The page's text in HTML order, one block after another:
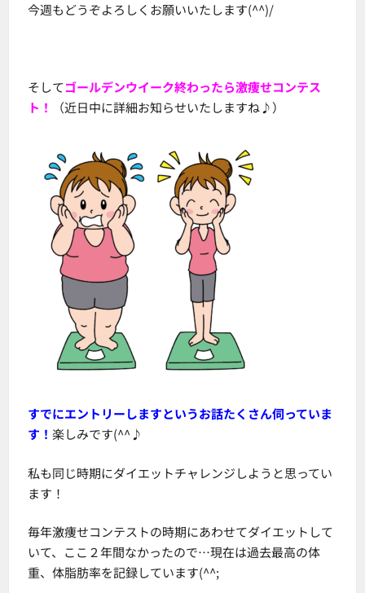
今週もどうぞよろしくお願いいたします(^^)/
そしてゴールデンウイーク終わったら激痩せコンテス
ト！
（近日中に詳細お知らせいたしますね♪）
すでにエントリーしますというお話たくさん伺っていま
す！ 楽しみです(^^♪
私も同じ時期にダイエットチャレンジしようと思ってい
ます！
毎年激痩せコンテストの時期にあわせてダイエットして
いて、ここ２年間なかったので…現在は過去最高の体
重、体脂肪率を記録しています(^^;